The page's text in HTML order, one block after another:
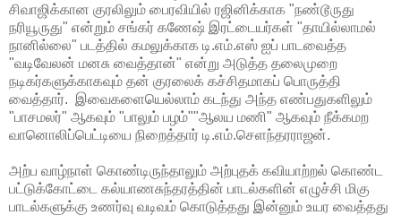
சிவாஜிக்கான குரலிலும் பைரவியில் ரஜினிக்காக "நண்டூருது
நரியூருது" என்றும் சங்கர் கணேஷ் இரட்டையர்கள் "தாயில்லாமல்
நானில்லை" படத்தில் கமலுக்காக டி.எம்.எஸ் ஐப் பாடவைத்த
"வடிவேலன் மனசு வைத்தான்" என்று அடுத்த தலைமுறை
நடிகர்களுக்காகவும் தன் குரலைக் கச்சிதமாகப் பொருத்தி
வைத்தார். இவைகளையெல்லாம் கடந்து அந்த எண்பதுகளிலும்
"பாசமலர்" ஆகவும் "பாலும் பழம்""ஆலய மணி" ஆகவும் நீக்கமற
வானொலிப்பெட்டியை நிறைத்தார் டி.எம்.செளந்தரராஜன்.
அற்ப வாழ்நாள் கொண்டிருந்தாலும் அற்புதக் கவியாற்றல் கொண்ட
பட்டுக்கோட்டை கல்யாணசுந்தரத்தின் பாடல்களின் எழுச்சி மிகு
பாடல்களுக்கு உணர்வு வடிவம் கொடுத்தது இன்னும் உயர வைத்தது